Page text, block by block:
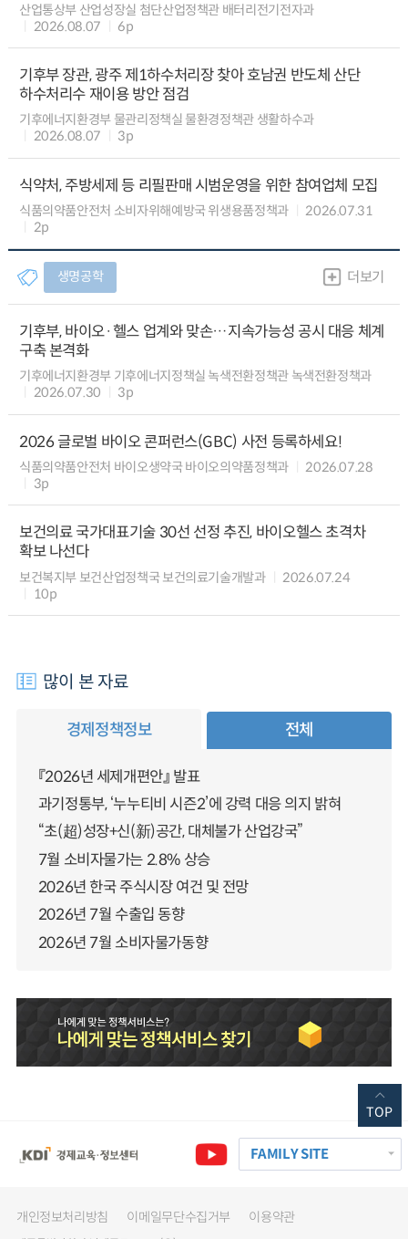
산업통상부 산업성장실 첨단산업정책관 배터리전기전자과
2026.08.07
6p
기후부 장관, 광주 제1하수처리장 찾아 호남권 반도체 산단
하수처리수 재이용 방안 점검
기후에너지환경부 물관리정책실 물환경정책관 생활하수과
2026.08.07
3p
식약처, 주방세제 등 리필판매 시범운영을 위한 참여업체 모집
식품의약품안전처 소비자위해예방국 위생용품정책과
2026.07.31
2p
생명공학 더보기
기후부, 바이오·헬스 업계와 맞손…지속가능성 공시 대응 체계
구축 본격화
기후에너지환경부 기후에너지정책실 녹색전환정책관 녹색전환정책과
2026.07.30
3p
2026 글로벌 바이오 콘퍼런스(GBC) 사전 등록하세요!
식품의약품안전처 바이오생약국 바이오의약품정책과
2026.07.28
3p
보건의료 국가대표기술 30선 선정 추진, 바이오헬스 초격차
확보 나선다
보건복지부 보건산업정책국 보건의료기술개발과
2026.07.24
10p
많이 본 자료
경제정책정보 전체
『2026년 세제개편안』 발표
과기정통부, ‘누누티비 시즌2’에 강력 대응 의지 밝혀
“초(超)성장+신(新)공간, 대체불가 산업강국”
7월 소비자물가는 2.8% 상승
2026년 한국 주식시장 여건 및 전망
2026년 7월 수출입 동향
2026년 7월 소비자물가동향
FAMILY SITE
개인정보처리방침 이메일무단수집거부 이용약관
TOP